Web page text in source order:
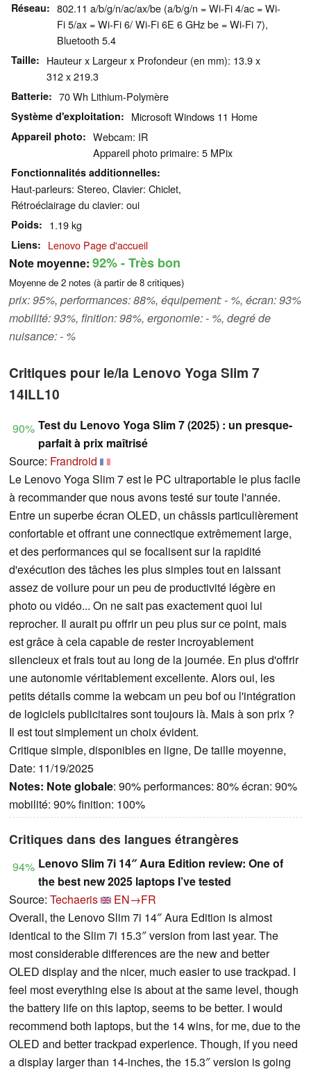
Réseau
802.11 a/​b/​g/​n/​ac/​ax/​be (a/b/g/n = Wi-Fi 4/ac = Wi-
Fi 5/ax = Wi-Fi 6/ Wi-Fi 6E 6 GHz be = Wi-Fi 7),
Bluetooth 5.4
Taille
Hauteur x Largeur x Profondeur (en mm): 13.9 x
312 x 219.3
Batterie 70 Wh Lithium-Polymère
Système d'exploitation Microsoft Windows 11 Home
Appareil photo
Webcam: IR
Appareil photo primaire: 5 MPix
Fonctionnalités additionnelles
Haut-parleurs: Stereo, Clavier: Chiclet,
Rétroéclairage du clavier: oui
Poids 1.19 kg
Liens Lenovo Page d'accueil
Note moyenne: 92%- Très bon
Moyenne de 2 notes (à partir de 8 critiques)
prix: 95%, performances: 88%, équipement: - %, écran: 93%
mobilité: 93%, finition: 98%, ergonomie: - %, degré de
nuisance: - %
Critiques pour le/la Lenovo Yoga Slim 7
14ILL10
90% Test du Lenovo Yoga Slim 7 (2025) : un presque-
parfait à prix maîtrisé
Source: Frandroid
Le Lenovo Yoga Slim 7 est le PC ultraportable le plus facile
à recommander que nous avons testé sur toute l'année.
Entre un superbe écran OLED, un châssis particulièrement
confortable et offrant une connectique extrêmement large,
et des performances qui se focalisent sur la rapidité
d'exécution des tâches les plus simples tout en laissant
assez de voilure pour un peu de productivité légère en
photo ou vidéo... On ne sait pas exactement quoi lui
reprocher. Il aurait pu offrir un peu plus sur ce point, mais
est grâce à cela capable de rester incroyablement
silencieux et frais tout au long de la journée. En plus d'offrir
une autonomie véritablement excellente. Alors oui, les
petits détails comme la webcam un peu bof ou l'intégration
de logiciels publicitaires sont toujours là. Mais à son prix ?
Il est tout simplement un choix évident.
Critique simple, disponibles en ligne, De taille moyenne,
Date: 11/19/2025
Notes: Note globale: 90% performances: 80% écran: 90%
mobilité: 90% finition: 100%
Critiques dans des langues étrangères
94% Lenovo Slim 7i 14″ Aura Edition review: One of
the best new 2025 laptops I’ve tested
Source: Techaeris
EN→FR
Overall, the Lenovo Slim 7i 14″ Aura Edition is almost
identical to the Slim 7i 15.3″ version from last year. The
most considerable differences are the new and better
OLED display and the nicer, much easier to use trackpad. I
feel most everything else is about at the same level, though
the battery life on this laptop, seems to be better. I would
recommend both laptops, but the 14 wins, for me, due to the
OLED and better trackpad experience. Though, if you need
a display larger than 14-inches, the 15.3″ version is going